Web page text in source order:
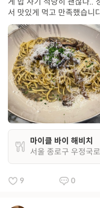
서 맛있게 먹고 만족했습니
마이클 바이 해비치
서울 종로구 우정국
9 0